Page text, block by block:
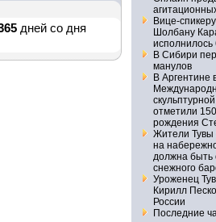
дней со дня
Вице-
Шолбану
исполнилось
В Сибири
манулов
В Аргентине
отметили
рождения
Жители Тувы
на
должна быть
снежного
Уроженец
Кирилл
России
Последние